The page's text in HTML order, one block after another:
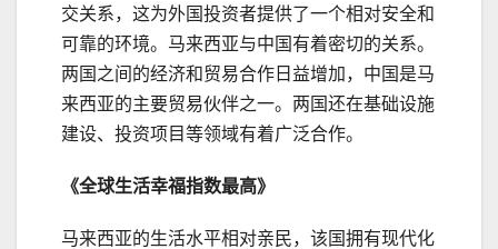
交关系，这为外国投资者提供了一个相对安全和
可靠的环境。马来西亚与中国有着密切的关系。
两国之间的经济和贸易合作日益增加，中国是马
来西亚的主要贸易伙伴之一。两国还在基础设施
建设、投资项目等领域有着广泛合作。
《全球生活幸福指数最高》
马来西亚的生活水平相对亲民，该国拥有现代化